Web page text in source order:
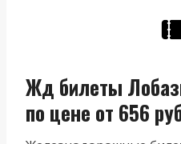
Жд билеты
по цене от 656